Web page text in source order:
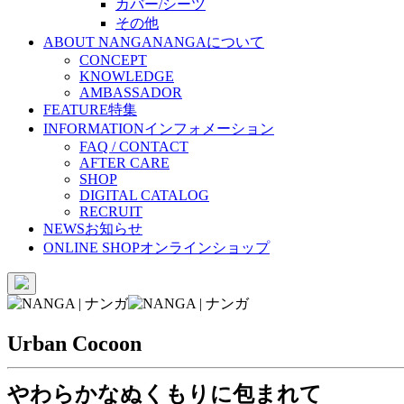
カバー/シーツ
その他
ABOUT NANGANANGAについて
CONCEPT
KNOWLEDGE
AMBASSADOR
FEATURE特集
INFORMATIONインフォメーション
FAQ / CONTACT
AFTER CARE
SHOP
DIGITAL CATALOG
RECRUIT
NEWSお知らせ
ONLINE SHOPオンラインショップ
Urban Cocoon
やわらかなぬくもりに包まれて